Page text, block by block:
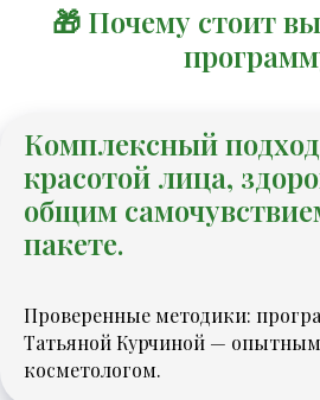
🎁 Почему стоит
Комплексный
красотой лица,
общим
пакете.
Проверенные методики:
Татьяной Курчиной —
косметологом.